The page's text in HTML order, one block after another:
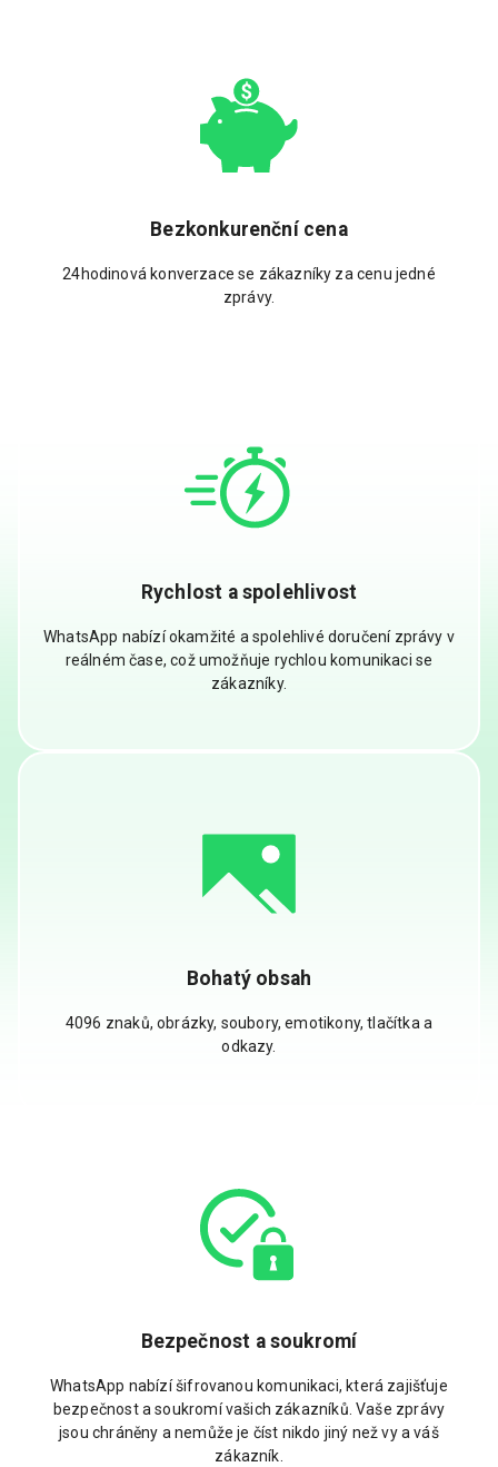
Bezkonkurenční cena
24hodinová konverzace se zákazníky za cenu jedné
zprávy.
Rychlost a spolehlivost
WhatsApp nabízí okamžité a spolehlivé doručení zprávy v
reálném čase, což umožňuje rychlou komunikaci se
zákazníky.
Bohatý obsah
4096 znaků, obrázky, soubory, emotikony, tlačítka a
odkazy.
Bezpečnost a soukromí
WhatsApp nabízí šifrovanou komunikaci, která zajišťuje
bezpečnost a soukromí vašich zákazníků. Vaše zprávy
jsou chráněny a nemůže je číst nikdo jiný než vy a váš
zákazník.